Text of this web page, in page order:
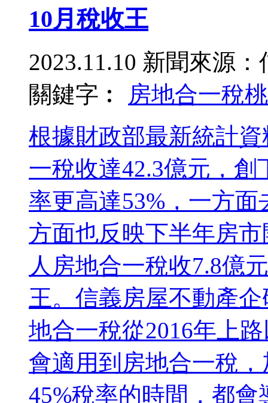
10月稅收王
2023.11.10 新聞來源：
關鍵字︰
房地合一稅
根據財政部最新統計
一稅收達42.3億元，
率更高達53%，一方
方面也反映下半年房
人房地合一稅收7.8億
王。信義房屋不動產
地合一稅從2016年上
會適用到房地合一稅
45%稅率的時間，都會